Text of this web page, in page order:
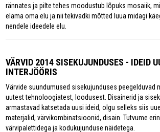
rännates ja pilte tehes moodustub lõpuks mosaiik,
elama oma elu ja nii tekivadki mõtted luua midagi
nendele ideedele elu.
VÄRVID 2014 SISEKUJUNDUSES - IDEID
INTERJÖÖRIS
Värvide suundumused sisekujunduses peegelduvad
uutest tehnoloogiatest, loodusest. Disainerid ja
armastavad katsetada uusi ideid, olgu selleks siis
materjalid, värvikombinatsioonid, disain. Tutvume
värvipalettidega ja kodukujunduse näidetega.